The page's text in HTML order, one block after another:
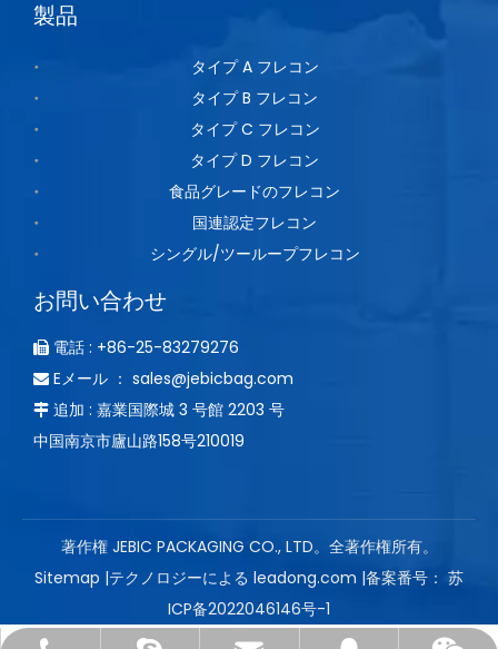
製品
タイプ A フレコン
タイプ B フレコン
タイプ C フレコン
タイプ D フレコン
食品グレードのフレコン
国連認定フレコン
シングル/ツーループフレコン
お問い合わせ
 電話 : +86-25-83279276
 Eメール ： sales@jebicbag.com
 追加 : 嘉業国際城 3 号館 2203 号
中国南京市廬山路158号210019
著作権 JEBIC PACKAGING CO., LTD。全著作権所有。
Sitemap |テクノロジーによる leadong.com |备案番号： 苏
ICP备2022046146号-1